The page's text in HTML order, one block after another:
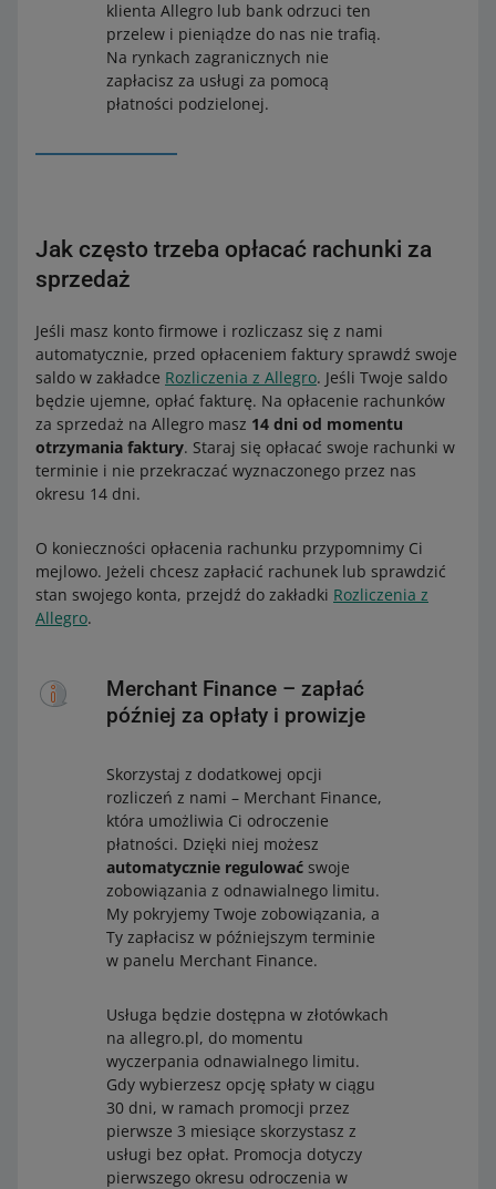
banku lub na poczcie, w polu tytuł
wpłaty podaj swoją nazwę użytkownika
w przypadkupłatności podzielonej
skopiuj widoczne dane i postępuj
według wskazówek
w przypadku szybkiej wpłaty wybierz
wybierz z listy
bank, w
wykonaj
przelew przez
internet
zapisaną
kartą
płatniczą –
wybierz
zapisz kartę.
Przekierujemy
Cię do
szczegółowe
dane (typ,
karty) i zapłać.
Po autoryzacji
wrócisz na
stronę
Allegro.
BLIK – wpisz
kod BLIK i
potwierdź
Google Pay.
W wypadku przelewów zagranicznych podaj
dodatkowe dane
kod SWIFT – PKOPPLPW
– podaj w nim szczegółowe dane (typ,
numer i datę ważności karty) i zapłać. Po
autoryzacji wrócisz na stronę Allegro.
BLIK – wpisz kod BLIK i potwierdź
płatność na telefonie
Google Pay.
zapisaną kartą płatniczą – wybierz
zapisaną kartę lub zapisz kartę.
Przekierujemy Cię do serwisu płatności
– podaj w nim szczegółowe dane (typ,
numer i datę ważności karty) i zapłać. Po
PayPal
klienta Allegro lub bank odrzuci ten
przelew i pieniądze do nas nie trafią.
Na rynkach zagranicznych nie
zapłacisz za usługi za pomocą
płatności podzielonej.
Jak często trzeba opłacać rachunki za
sprzedaż
Jeśli masz konto firmowe i rozliczasz się z nami
automatycznie, przed opłaceniem faktury sprawdź swoje
saldo w zakładce Rozliczenia z Allegro. Jeśli Twoje saldo
będzie ujemne, opłać fakturę. Na opłacenie rachunków
za sprzedaż na Allegro masz 14 dni od momentu
otrzymania faktury. Staraj się opłacać swoje rachunki w
terminie i nie przekraczać wyznaczonego przez nas
okresu 14 dni.
O konieczności opłacenia rachunku przypomnimy Ci
mejlowo. Jeżeli chcesz zapłacić rachunek lub sprawdzić
stan swojego konta, przejdź do zakładki Rozliczenia z
Allegro.
Merchant Finance – zapłać
później za opłaty i prowizje
Skorzystaj z dodatkowej opcji
rozliczeń z nami – Merchant Finance,
która umożliwia Ci odroczenie
płatności. Dzięki niej możesz
automatycznie regulować swoje
zobowiązania z odnawialnego limitu.
My pokryjemy Twoje zobowiązania, a
Ty zapłacisz w późniejszym terminie
w panelu Merchant Finance.
Usługa będzie dostępna w złotówkach
na allegro.pl, do momentu
wyczerpania odnawialnego limitu.
Gdy wybierzesz opcję spłaty w ciągu
30 dni, w ramach promocji przez
pierwsze 3 miesiące skorzystasz z
usługi bez opłat. Promocja dotyczy
pierwszego okresu odroczenia w